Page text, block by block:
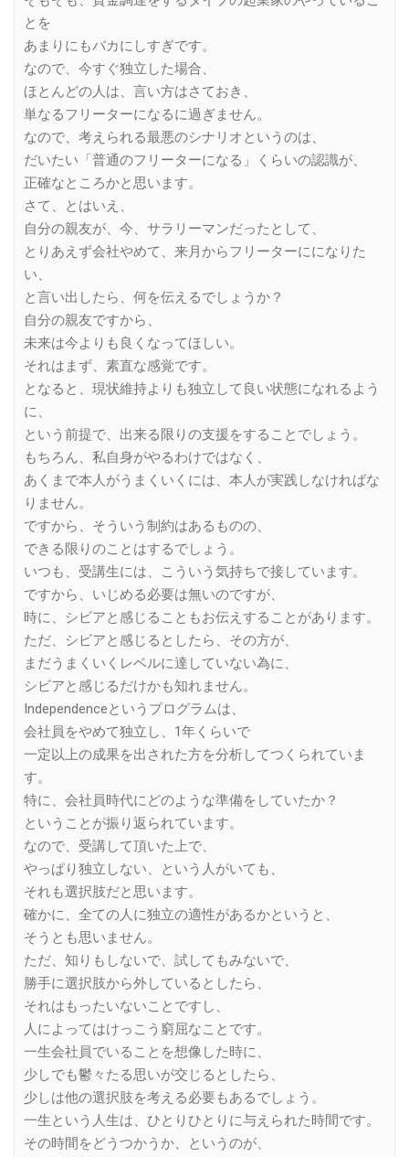
とを
あまりにもバカにしすぎです。
なので、今すぐ独立した場合、
ほとんどの人は、言い方はさておき、
単なるフリーターになるに過ぎません。
なので、考えられる最悪のシナリオというのは、
だいたい「普通のフリーターになる」くらいの認識が、
正確なところかと思います。
さて、とはいえ、
自分の親友が、今、サラリーマンだったとして、
とりあえず会社やめて、来月からフリーターにになりた
い、
と言い出したら、何を伝えるでしょうか？
自分の親友ですから、
未来は今よりも良くなってほしい。
それはまず、素直な感覚です。
となると、現状維持よりも独立して良い状態になれるよう
に、
という前提で、出来る限りの支援をすることでしょう。
もちろん、私自身がやるわけではなく、
あくまで本人がうまくいくには、本人が実践しなければな
りません。
ですから、そういう制約はあるものの、
できる限りのことはするでしょう。
いつも、受講生には、こういう気持ちで接しています。
ですから、いじめる必要は無いのですが、
時に、シビアと感じることもお伝えすることがあります。
ただ、シビアと感じるとしたら、その方が、
まだうまくいくレベルに達していない為に、
シビアと感じるだけかも知れません。
Independenceというプログラムは、
会社員をやめて独立し、1年くらいで
一定以上の成果を出された方を分析してつくられていま
す。
特に、会社員時代にどのような準備をしていたか？
ということが振り返られています。
なので、受講して頂いた上で、
やっぱり独立しない、という人がいても、
それも選択肢だと思います。
確かに、全ての人に独立の適性があるかというと、
そうとも思いません。
ただ、知りもしないで、試してもみないで、
勝手に選択肢から外しているとしたら、
それはもったいないことですし、
人によってはけっこう窮屈なことです。
一生会社員でいることを想像した時に、
少しでも鬱々たる思いが交じるとしたら、
少しは他の選択肢を考える必要もあるでしょう。
一生という人生は、ひとりひとりに与えられた時間です。
その時間をどうつかうか、というのが、